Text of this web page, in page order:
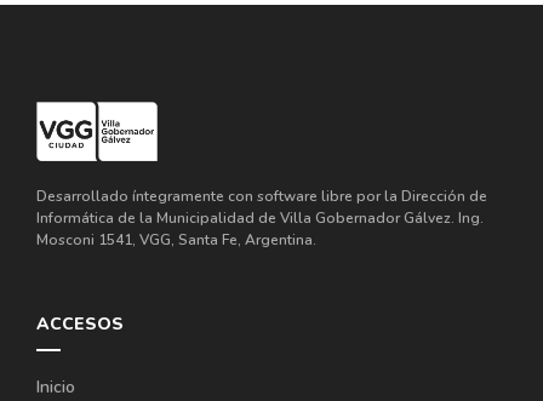
Desarrollado íntegramente con software libre por la Dirección de
Informática de la Municipalidad de Villa Gobernador Gálvez. Ing.
Mosconi 1541, VGG, Santa Fe, Argentina.
ACCESOS
Inicio